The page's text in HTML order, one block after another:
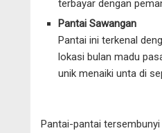
terbayar dengan
Pantai Sawangan
Pantai ini terkenal
lokasi bulan madu
unik menaiki unta di
Pantai-pantai